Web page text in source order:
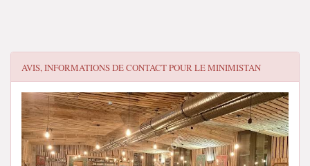
AVIS, INFORMATIONS DE CONTACT POURLE MINIMISTAN